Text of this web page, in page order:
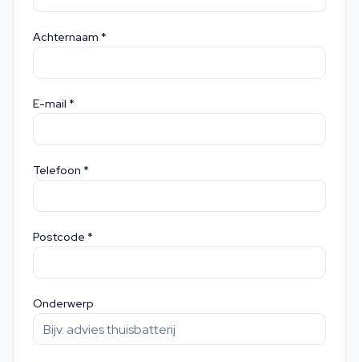
Achternaam *
E-mail *
Telefoon *
Postcode *
Onderwerp